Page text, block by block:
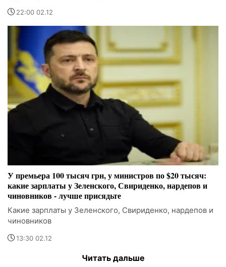
22:00 02.12
У премьера 100 тысяч грн, у министров по $20 тысяч:
какие зарплаты у Зеленского, Свириденко, нардепов и
чиновников - лучше присядьте
Какие зарплаты у Зеленского, Свириденко, нардепов и
чиновников
13:30 02.12
Читать дальше